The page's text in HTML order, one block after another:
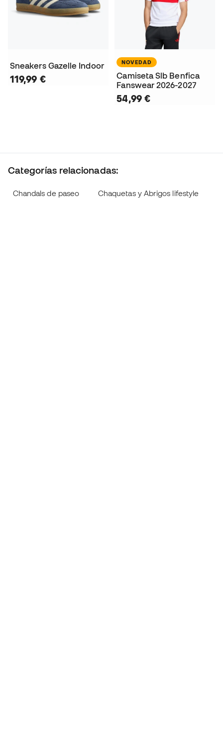
Sneakers Gazelle Indoor
119,99 €
NOVEDAD
Camiseta Slb Benfica
Fanswear 2026-2027
54,99 €
Categorías relacionadas:
Chandals de paseo Chaquetas y Abrigos lifestyle